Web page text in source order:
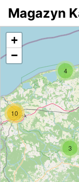
Przejdź do serwisu
Magazyn
3
4
10
+
−